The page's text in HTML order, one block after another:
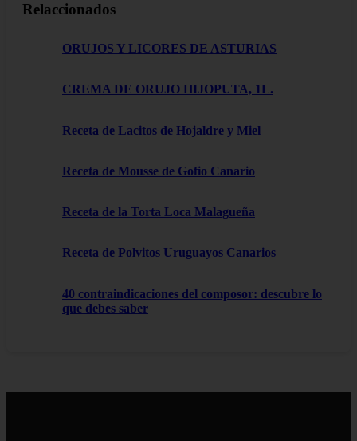
Relaccionados
ORUJOS Y LICORES DE ASTURIAS
CREMA DE ORUJO HIJOPUTA, 1L.
Receta de Lacitos de Hojaldre y Miel
Receta de Mousse de Gofio Canario
Receta de la Torta Loca Malagueña
Receta de Polvitos Uruguayos Canarios
40 contraindicaciones del composor: descubre lo
que debes saber